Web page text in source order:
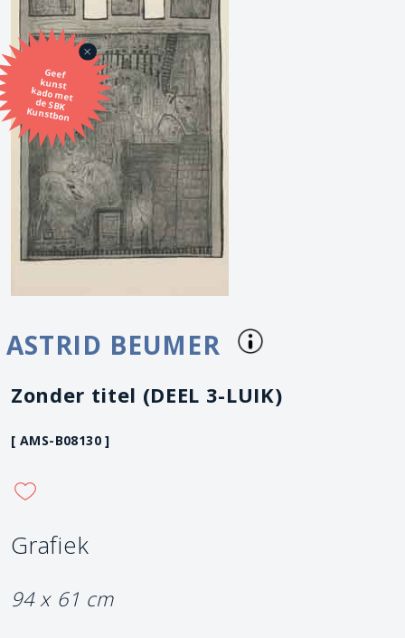
Geef
kunst
kado met
de SBK
Kunstbon
ASTRID BEUMER
Zonder titel (DEEL 3-LUIK)
[ AMS-B08130 ]
Grafiek
94 x 61 cm